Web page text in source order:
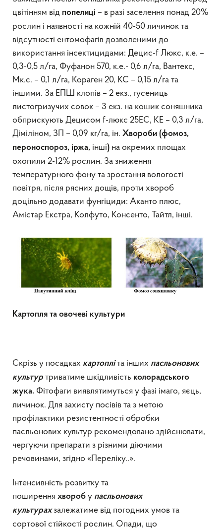
цвітінням від попелиці – в разі заселення понад 20%
рослин і наявності на кожній 40-50 личинок та
відсутності ентомофагів дозволеними до
використання інсектицидами: Децис-f Люкс, к.е. –
0,3-0,5 л/га, Фуфанон 570, к.е.- 0,6 л/га, Вантекс,
Мк.с. – 0,1 л/га, Кораген 20, КС – 0,15 л/га та
іншими. За ЕПШ клопів – 2 екз., гусениць
листогризучих совок – 3 екз. на кошик соняшника
обприскують Децисом f-люкс 25ЕС, КЕ – 0,3 л/га,
Діміліном, ЗП – 0,09 кг/га, ін. Хвороби (фомоз,
пероноспороз, іржа, інші) на окремих площах
охопили 2-12% рослин. За зниження
температурного фону та зростання вологості
повітря, після рясних дощів, проти хвороб
доцільно додавати фунгіциди: Аканто плюс,
Амістар Екстра, Колфуто, Консенто, Тайтл, інші.
Картопля та овочеві культури
Скрізь у посадках картопліта інших пасльонових
культуртриватиме шкідливість колорадського
жука. Фітофаги виявлятимуться у фазі імаго, яєць,
личинок. Для захисту посівів та з метою
профілактики резистентності обробки
пасльонових культур рекомендовано здійснювати,
чергуючи препарати з різними діючими
речовинами, згідно «Переліку..».
Інтенсивність розвитку та
поширення хвороб у пасльонових
культурахзалежатиме від погодних умов та
сортової стійкості рослин. Опади, що